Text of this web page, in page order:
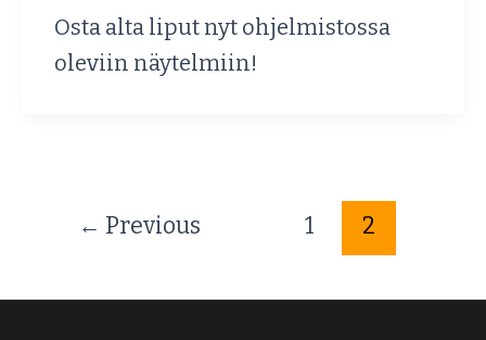
Osta alta liput nyt ohjelmistossa
oleviin näytelmiin!
← Previous 1 2